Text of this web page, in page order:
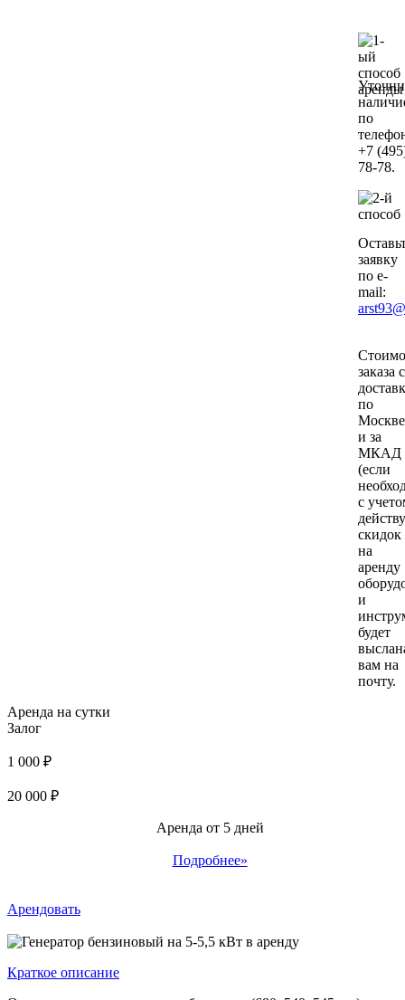
по
+7
78-78.
заявку
по e-
mail:
заказа с
по
Москве
и за
МКАД
(если
с
скидок
на
аренду
и
будет
вам на
почту.
Аренда на сутки
Залог
1 000 ₽
20 000 ₽
Аренда от 5 дней
Подробнее»
Арендовать
Краткое описание